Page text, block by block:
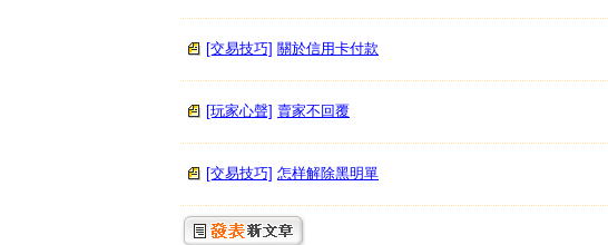
[交易技巧] 關於信用卡付款
[玩家心聲] 賣家不回覆
[交易技巧] 怎样解除黑明單